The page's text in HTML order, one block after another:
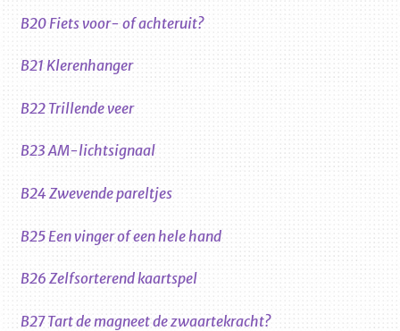
B20 Fiets voor- of achteruit?
B21 Klerenhanger
B22 Trillende veer
B23 AM-lichtsignaal
B24 Zwevende pareltjes
B25 Een vinger of een hele hand
B26 Zelfsorterend kaartspel
B27 Tart de magneet de zwaartekracht?